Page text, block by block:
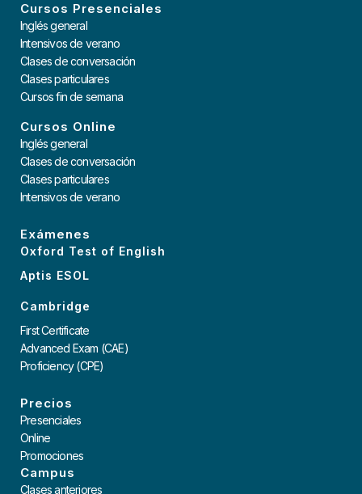
Cursos Presenciales
Inglés general
Intensivos de verano
Clases de conversación
Clases particulares
Cursos fin de semana
Cursos Online
Inglés general
Clases de conversación
Clases particulares
Intensivos de verano
Exámenes
Oxford Test of English
Aptis ESOL
Cambridge
First Certificate
Advanced Exam (CAE)
Proficiency (CPE)
Precios
Presenciales
Online
Promociones
Campus
Clases anteriores